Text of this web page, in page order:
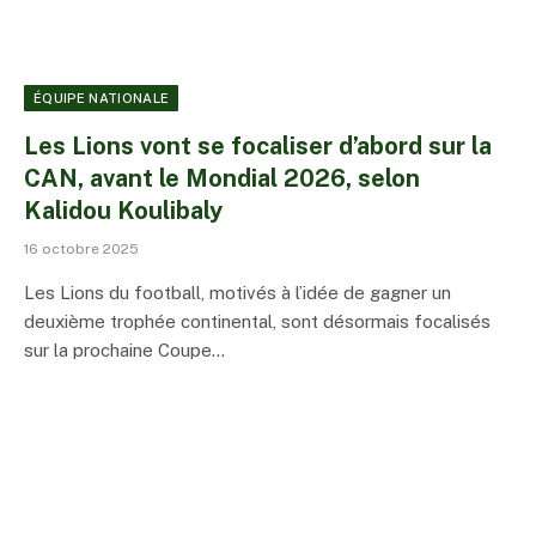
ÉQUIPE NATIONALE
Les Lions vont se focaliser d’abord sur la
CAN, avant le Mondial 2026, selon
Kalidou Koulibaly
16 octobre 2025
Les Lions du football, motivés à l’idée de gagner un
deuxième trophée continental, sont désormais focalisés
sur la prochaine Coupe…